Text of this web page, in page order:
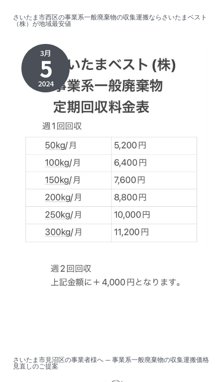
さいたま市西区の事業系一般廃棄物の収集運搬ならさいたまベスト
（株）が地域最安値
3月
5
2024
さいたま市見沼区の事業者様へ ─ 事業系一般廃棄物の収集運搬価格
見直しのご提案